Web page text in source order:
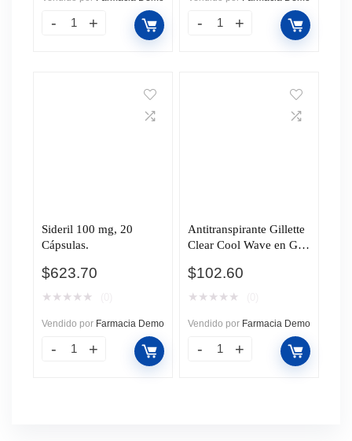
Sideril 100 mg, 20
Cápsulas.
$623.70
★ ★ ★ ★ ★
Vendido por Farmacia Demo
Antitranspirante Gillette
Clear Cool Wave en Gel,
$102.60
★ ★ ★ ★ ★
Vendido por Farmacia Demo